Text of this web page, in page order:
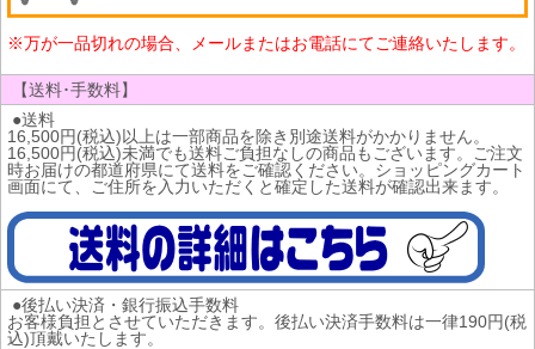
※万が一品切れの場合、メールまたはお電話にてご連絡いたします。
【送料･手数料】
●送料
16,500円(税込)以上は一部商品を除き別途送料がかかりません。
16,500円(税込)未満でも送料ご負担なしの商品もございます。ご注文
時お届けの都道府県にて送料をご確認ください。ショッピングカート
画面にて、ご住所を入力いただくと確定した送料が確認出来ます。
●後払い決済・銀行振込手数料
お客様負担とさせていただきます。後払い決済手数料は一律190円(税
込)頂戴いたします。